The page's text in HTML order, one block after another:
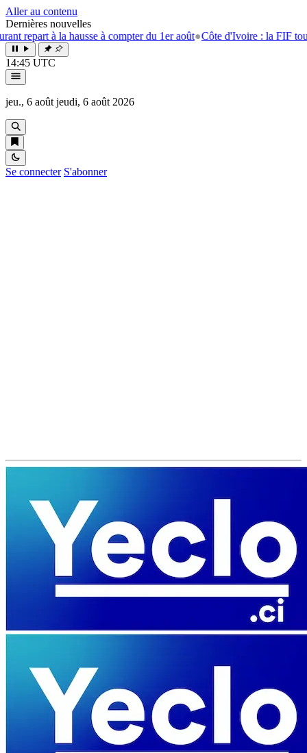
Aller au contenu
Dernières nouvelles
la hausse à compter du 1er août●Côte d'Ivoire : la FIF tourne la
14:45 UTC
jeu., 6 août jeudi, 6 août 2026
Se connecter S'abonner